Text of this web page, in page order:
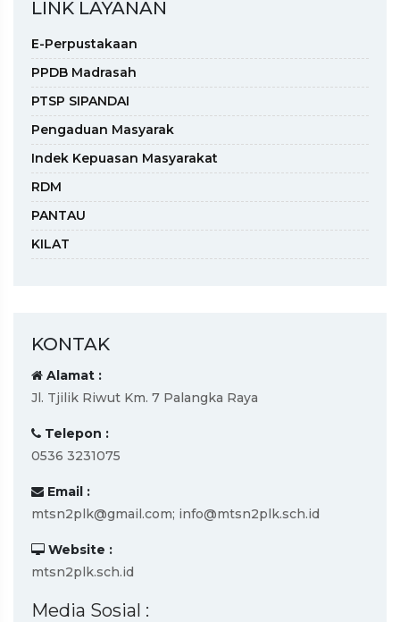
LINK LAYANAN
E-Perpustakaan
PPDB Madrasah
PTSP SIPANDAI
Pengaduan Masyarak
Indek Kepuasan Masyarakat
RDM
PANTAU
KILAT
KONTAK
Alamat :
Jl. Tjilik Riwut Km. 7 Palangka Raya
Telepon :
0536 3231075
Email :
mtsn2plk@gmail.com; info@mtsn2plk.sch.id
Website :
mtsn2plk.sch.id
Media Sosial :